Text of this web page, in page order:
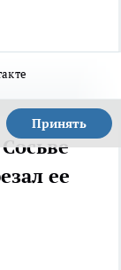
Принять
ее